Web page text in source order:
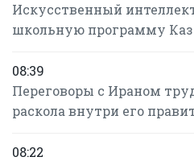
Искусственный
школьную программу
08:39
Переговоры с Ираном
раскола внутри его
08:22